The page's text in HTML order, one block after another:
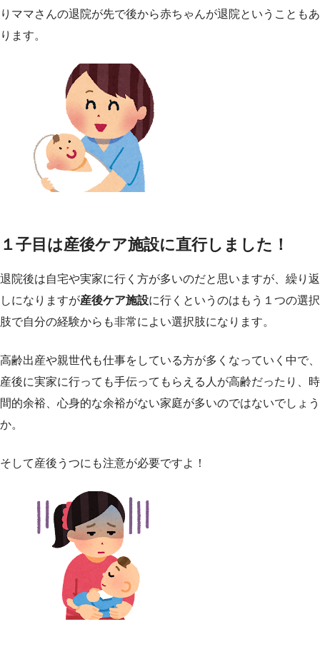
りママさんの退院が先で後から赤ちゃんが退院ということもあ
ります。
１子目は産後ケア施設に直行しました！
退院後は自宅や実家に行く方が多いのだと思いますが、繰り返
しになりますが産後ケア施設に行くというのはもう１つの選択
肢で自分の経験からも非常によい選択肢になります。
高齢出産や親世代も仕事をしている方が多くなっていく中で、
産後に実家に行っても手伝ってもらえる人が高齢だったり、時
間的余裕、心身的な余裕がない家庭が多いのではないでしょう
か。
そして産後うつにも注意が必要ですよ！